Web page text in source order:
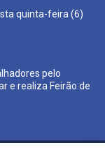
quinta-feira (6)
pelo
e realiza Feirão de